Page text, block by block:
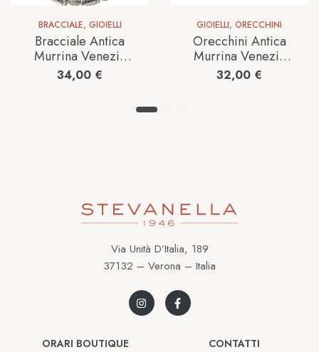
BRACCIALE, GIOIELLI
Bracciale Antica
Murrina Venezia
Uomo in Vetro
BLU4G2206
34,00 €
GIOIELLI, ORECCHINI
Orecchini Antica
Murrina Venezia
Donna in Vetro
OC2FAI2203
32,00 €
Via Unità D’Italia, 189
37132 – Verona – Italia
ORARI BOUTIQUE
CONTATTI